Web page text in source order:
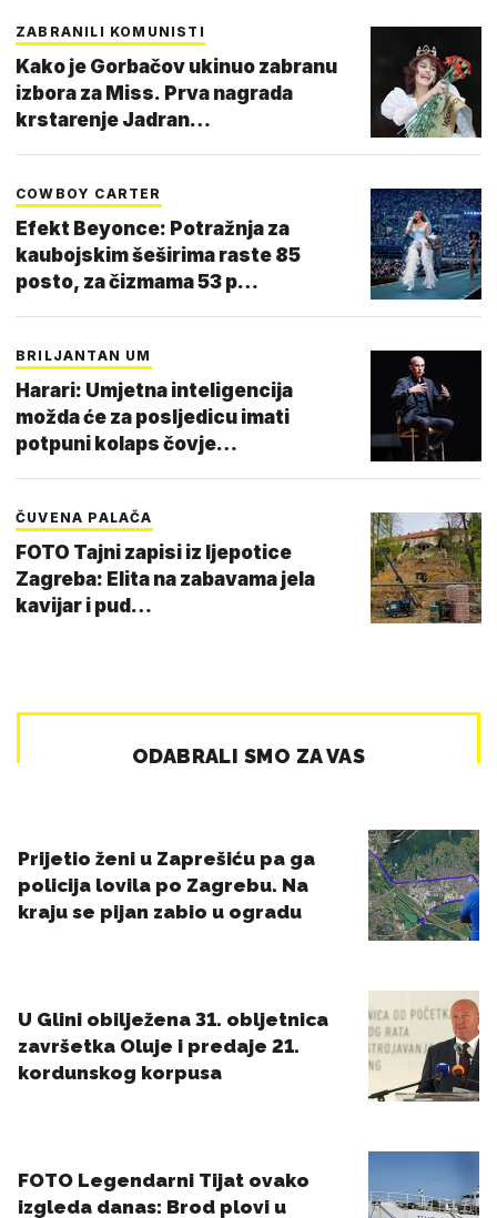
ZABRANILI KOMUNISTI
Kako je Gorbačov ukinuo zabranu
izbora za Miss. Prva nagrada
krstarenje Jadran…
COWBOY CARTER
Efekt Beyonce: Potražnja za
kaubojskim šeširima raste 85
posto, za čizmama 53 p…
BRILJANTAN UM
Harari: Umjetna inteligencija
možda će za posljedicu imati
potpuni kolaps čovje…
ČUVENA PALAČA
FOTO Tajni zapisi iz ljepotice
Zagreba: Elita na zabavama jela
kavijar i pud…